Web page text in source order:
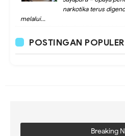
narkotika terus
melalui...
POSTINGAN POPULER
Breaking